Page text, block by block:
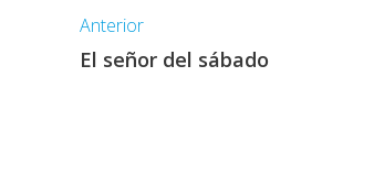
Anterior
El señor del sábado